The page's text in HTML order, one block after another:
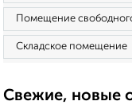
Помещение
Складское помещение
Свежие, новые